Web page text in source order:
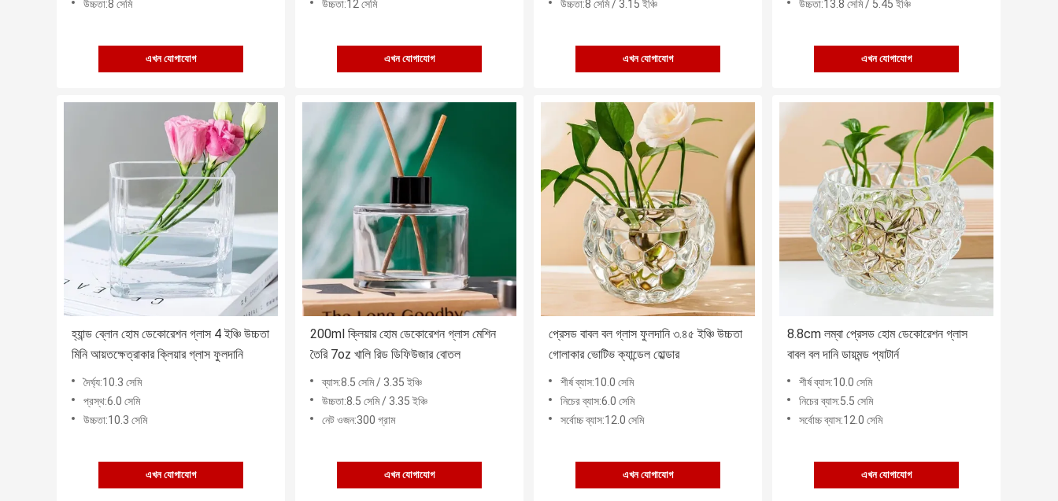
উচ্চতা:8 সেমি
এখন যোগাযোগ
উচ্চতা:12 সেমি
এখন যোগাযোগ
উচ্চতা:8 সেমি / 3.15 ইঞ্চি
এখন যোগাযোগ
উচ্চতা:13.8 সেমি / 5.45 ইঞ্চি
এখন যোগাযোগ
হ্যান্ড ব্লোন হোম ডেকোরেশন গ্লাস 4 ইঞ্চি উচ্চতা
মিনি আয়তক্ষেত্রাকার ক্লিয়ার গ্লাস ফুলদানি
দৈর্ঘ্য:10.3 সেমি
প্রস্থ:6.0 সেমি
উচ্চতা:10.3 সেমি
এখন যোগাযোগ
200ml ক্লিয়ার হোম ডেকোরেশন গ্লাস মেশিন
তৈরি 7oz খালি রিড ডিফিউজার বোতল
ব্যাস:8.5 সেমি / 3.35 ইঞ্চি
উচ্চতা:8.5 সেমি / 3.35 ইঞ্চি
নেট ওজন:300 গ্রাম
এখন যোগাযোগ
প্রেসড বাবল বল গ্লাস ফুলদানি ৩.৪৫ ইঞ্চি উচ্চতা
গোলাকার ভোটিভ ক্যান্ডেল হোল্ডার
শীর্ষ ব্যাস:10.0 সেমি
নিচের ব্যাস:6.0 সেমি
সর্বোচ্চ ব্যাস:12.0 সেমি
এখন যোগাযোগ
8.8cm লম্বা প্রেসড হোম ডেকোরেশন গ্লাস
বাবল বল দানি ডায়মন্ড প্যাটার্ন
শীর্ষ ব্যাস:10.0 সেমি
নিচের ব্যাস:5.5 সেমি
সর্বোচ্চ ব্যাস:12.0 সেমি
এখন যোগাযোগ